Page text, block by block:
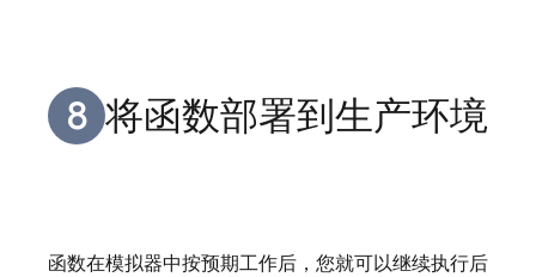
将函数部署到生产环境
函数在模拟器中按预期工作后，您就可以继续执行后